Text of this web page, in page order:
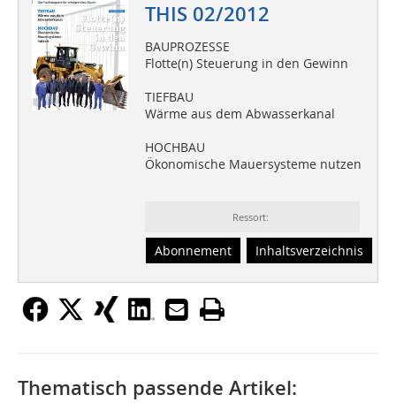
THIS 02/2012
BAUPROZESSE
Flotte(n) Steuerung in den Gewinn
TIEFBAU
Wärme aus dem Abwasserkanal
HOCHBAU
Ökonomische Mauersysteme nutzen
Ressort:
Abonnement Inhaltsverzeichnis
Thematisch passende Artikel: